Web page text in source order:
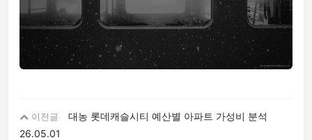
이전글
대농 롯데캐슬시티 예산별 아파트 가성비 분석
26.05.01